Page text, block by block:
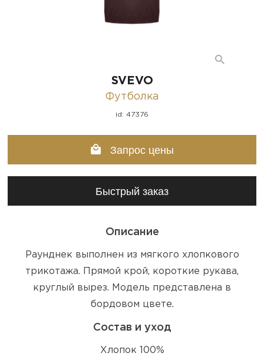
SVEVO
Футболка
id: 47376
Запрос цены
Быстрый заказ
Описание
Раунднек выполнен из мягкого хлопкового
трикотажа. Прямой крой, короткие рукава,
круглый вырез. Модель представлена в
бордовом цвете.
Состав и уход
Хлопок 100%